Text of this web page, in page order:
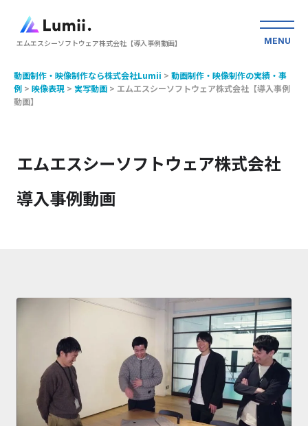
エムエスシーソフトウェア株式会社【導入事例動画】 MENU
動画制作・映像制作なら株式会社Lumii > 動画制作・映像制作の実績・事
例 > 映像表現 > 実写動画 > エムエスシーソフトウェア株式会社【導入事例
動画】
エムエスシーソフトウェア株式会社
導入事例動画